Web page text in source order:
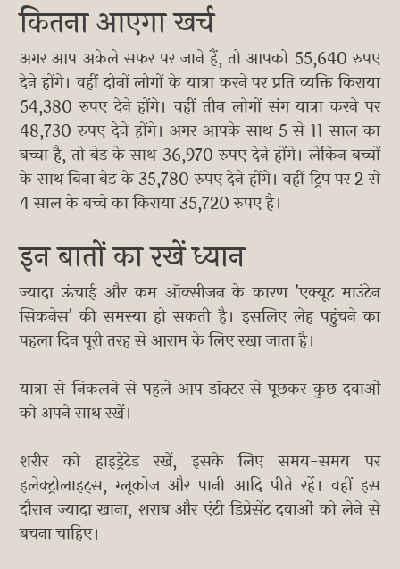
कितना आएगा खर्च
अगर आप अकेले सफर पर जाने हैं, तो आपको 55,640 रुपए
देने होंगे। वहीं दोनों लोगों के यात्रा करने पर प्रति व्यक्ति किराया
54,380 रुपए देने होंगे। वहीं तीन लोगों संग यात्रा करने पर
48,730 रुपए देने होंगे। अगर आपके साथ 5 से 11 साल का
बच्चा है, तो बेड के साथ 36,970 रुपए देने होंगे। लेकिन बच्चों
के साथ बिना बेड के 35,780 रुपए देने होंगे। वहीं ट्रिप पर 2 से
4 साल के बच्चे का किराया 35,720 रुपए है।
इन बातों का रखें ध्यान
ज्यादा ऊंचाई और कम ऑक्सीजन के कारण 'एक्यूट माउंटेन
सिकनेस' की समस्या हो सकती है। इसलिए लेह पहुंचने का
पहला दिन पूरी तरह से आराम के लिए रखा जाता है।
यात्रा से निकलने से पहले आप डॉक्टर से पूछकर कुछ दवाओं
को अपने साथ रखें।
शरीर को हाइड्रेटेड रखें, इसके लिए समय-समय पर
इलेक्ट्रोलाइट्स, ग्लूकोज और पानी आदि पीते रहें। वहीं इस
दौरान ज्यादा खाना, शराब और एंटी डिप्रेसेंट दवाओं को लेने से
बचना चाहिए।